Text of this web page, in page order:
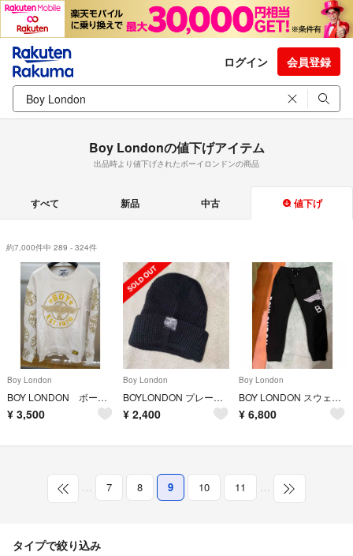
ログイン 会員登録
Boy Londonの値下げアイテム
出品時より値下げされたボーイロンドンの商品
すべて 新品 中古 値下げ
約7,000件中 289 - 324件
Boy London
BOY LONDON ボーイロンドン トレーナー スウェットシャツ XL
¥ 3,500
Boy London
BOYLONDON プレートニット帽
¥ 2,400
Boy London
BOY LONDON スウェットパンツ 黒 ＸＬ
¥ 6,800
… 7 8 9 10 11 …
タイプで絞り込み